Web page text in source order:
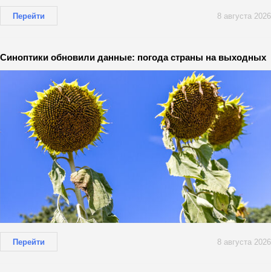
Перейти 8 августа 2026
Синоптики обновили данные: погода страны на выходных
Перейти 8 августа 2026